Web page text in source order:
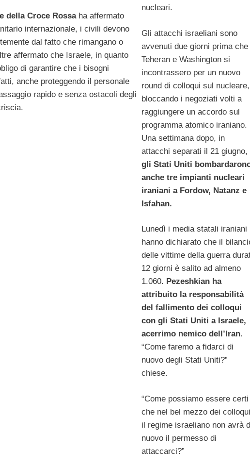
della Croce Rossaha affermato
internazionale, i civili devono
dal fatto che rimangano o
affermato che Israele, in quanto
di garantire che i bisogni
anche proteggendo il personale
rapido e senza ostacoli degli
nucleari.
Gli attacchi israeliani sono
avvenuti due giorni prima che
Teheran e Washington si
incontrassero per un nuovo
round di colloqui sul nucleare,
bloccando i negoziati volti a
raggiungere un accordo sul
programma atomico iraniano.
Una settimana dopo, in
attacchi separati il ​​21 giugno,
gli Stati Uniti
anche tre impianti nucleari
iraniani a Fordow, Natanz e
Isfahan.
Lunedì i media statali iraniani
hanno dichiarato che il
delle vittime della guerra
12 giorni è salito ad almeno
1.060. Pezeshkian ha
attribuito la responsabilità
del fallimento dei colloqui
con gli Stati Uniti a Israele,
acerrimo nemico dell’Iran.
“Come faremo a fidarci di
nuovo degli Stati Uniti?”
chiese.
“Come possiamo essere certi
che nel bel mezzo dei colloqui
il regime israeliano non avrà
nuovo il permesso di
attaccarci?”